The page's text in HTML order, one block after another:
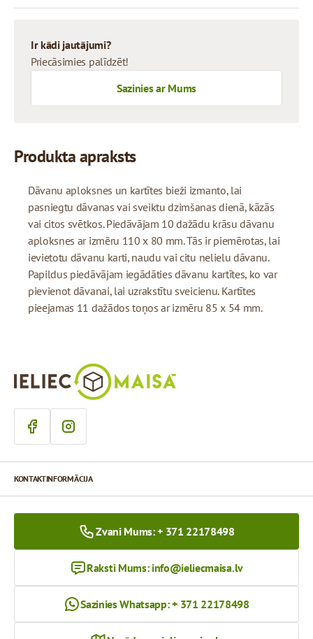
Ir kādi jautājumi?
Priecāsimies palīdzēt!
Sazinies ar Mums
Produkta apraksts
Dāvanu aploksnes un kartītes bieži izmanto, lai
pasniegtu dāvanas vai sveiktu dzimšanas dienā, kāzās
vai citos svētkos. Piedāvājam 10 dažādu krāsu dāvanu
aploksnes ar izmēru 110 x 80 mm. Tās ir piemērotas, lai
ievietotu dāvanu karti, naudu vai citu nelielu dāvanu.
Papildus piedāvājam iegādāties dāvanu kartītes, ko var
pievienot dāvanai, lai uzrakstītu sveicienu. Kartītes
pieejamas 11 dažādos toņos ar izmēru 85 x 54 mm.
KONTAKTINFORMĀCIJA
Zvani Mums: + 371 22178498
Raksti Mums: info@ieliecmaisa.lv
Sazinies Whatsapp: + 371 22178498